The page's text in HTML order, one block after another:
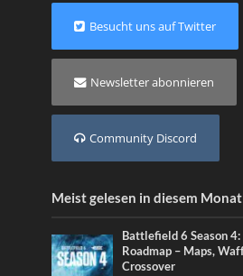
Besucht uns auf Twitter
Newsletter abonnieren
Community Discord
Meist gelesen in diesem Monat
Battlefield 6 Season
Roadmap – Maps,
Crossover